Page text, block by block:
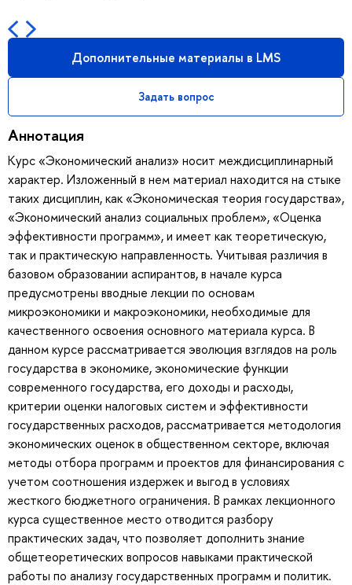
Дополнительные материалы в LMS
Задать вопрос
Аннотация
Курс «Экономический анализ» носит междисциплинарный
характер. Изложенный в нем материал находится на стыке
таких дисциплин, как «Экономическая теория государства»,
«Экономический анализ социальных проблем», «Оценка
эффективности программ», и имеет как теоретическую,
так и практическую направленность. Учитывая различия в
базовом образовании аспирантов, в начале курса
предусмотрены вводные лекции по основам
микроэкономики и макроэкономики, необходимые для
качественного освоения основного материала курса. В
данном курсе рассматривается эволюция взглядов на роль
государства в экономике, экономические функции
современного государства, его доходы и расходы,
критерии оценки налоговых систем и эффективности
государственных расходов, рассматривается методология
экономических оценок в общественном секторе, включая
методы отбора программ и проектов для финансирования с
учетом соотношения издержек и выгод в условиях
жесткого бюджетного ограничения. В рамках лекционного
курса существенное место отводится разбору
практических задач, что позволяет дополнить знание
общетеоретических вопросов навыками практической
работы по анализу государственных программ и политик.